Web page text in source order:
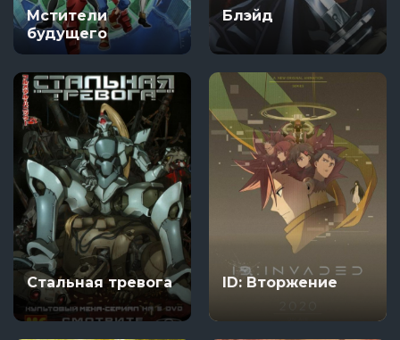
Мстители
будущего
Блэйд
Стальная тревога ID: Вторжение